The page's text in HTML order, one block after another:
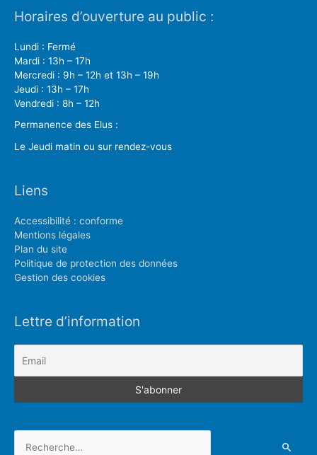
Horaires d’ouverture au public :
Lundi : Fermé
Mardi : 13h – 17h
Mercredi : 9h – 12h et 13h – 19h
Jeudi : 13h – 17h
Vendredi : 8h – 12h
Permanence des Elus :
Le Jeudi matin ou sur rendez-vous
Liens
Accessibilité : conforme
Mentions légales
Plan du site
Politique de protection des données
Gestion des cookies
Lettre d’information